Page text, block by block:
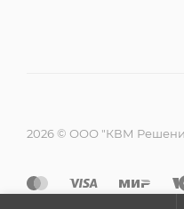
2026 © ООО "КВМ